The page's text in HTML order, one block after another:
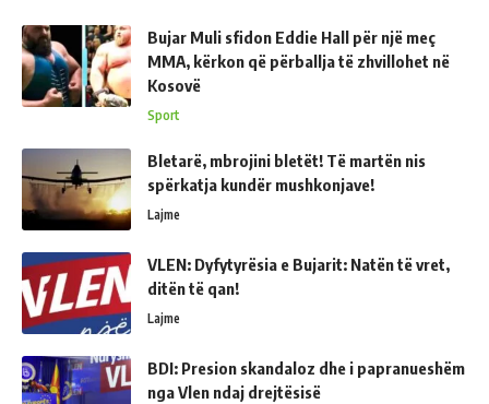
Bujar Muli sfidon Eddie Hall për një meç
MMA, kërkon që përballja të zhvillohet në
Kosovë
Sport
Bletarë, mbrojini bletët! Të martën nis
spërkatja kundër mushkonjave!
Lajme
VLEN: Dyfytyrësia e Bujarit: Natën të vret,
ditën të qan!
Lajme
BDI: Presion skandaloz dhe i papranueshëm
nga Vlen ndaj drejtësisë